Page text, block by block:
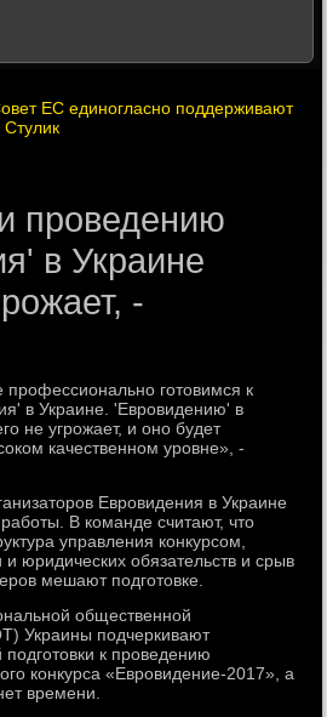
ЕС единогласно поддерживают
Стулик
проведению
в Украине
-
готовимся к
в Украине. 'Евровидению' в
не угрожает, и оно будет
качественном уровне», -
Евровидения в Украине
В команде считают, что
управления конкурсом,
и юридических обязательств и срыв
мешают подготовке.
общественной
Украины подчеркивают
к проведению
конкурса «Евровидение-2017», а
времени.